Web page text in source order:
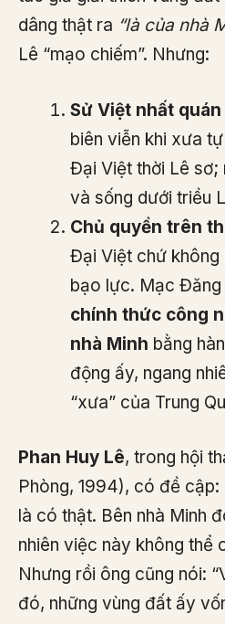
dâng thật ra “là của nhà
Lê “mạo chiếm”. Nhưng:
Sử Việt nhất
biên viễn khi xưa
Đại Việt thời Lê sơ;
và sống dưới triều
Chủ quyền trên
Đại Việt chứ không
bạo lực. Mạc Đăng
chính thức công
nhà Minh bằng
động ấy, ngang
“xưa” của Trung
Phan Huy Lê, trong hội
Phòng, 1994), có đề
là có thật. Bên nhà Minh
nhiên việc này không thể
Nhưng rồi ông cũng nói:
đó, những vùng đất ấy